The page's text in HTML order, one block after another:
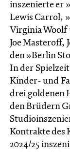
inszenierte er
Lewis Carrol,
Virginia Woolf
Joe Masteroff,
den »Berlin
In der
Kinder- und
drei goldenen
den Brüdern
Kontrakte des
2024/25